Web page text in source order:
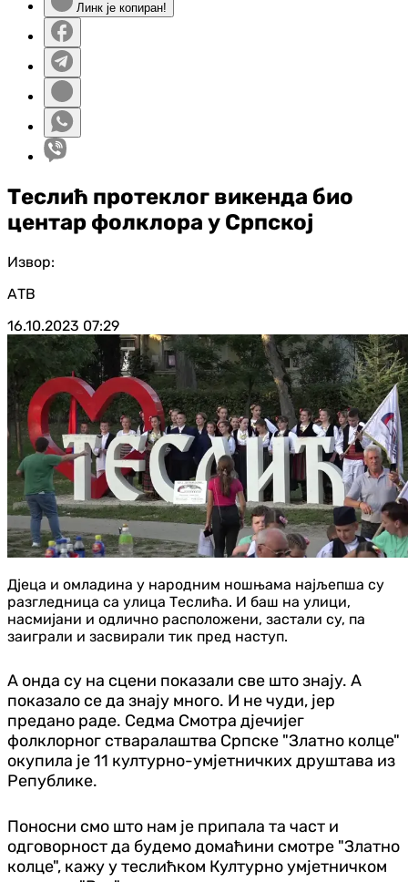
Линк је копиран!
Теслић протеклог викенда био
центар фолклора у Српској
Извор:
АТВ
16.10.2023 07:29
Дјеца и омладина у народним ношњама најљепша су
разгледница са улица Теслића. И баш на улици,
насмијани и одлично расположени, застали су, па
заиграли и засвирали тик пред наступ.
А онда су на сцени показали све што знају. А
показало се да знају много. И не чуди, јер
предано раде. Седма Смотра дјечијег
фолклорног стваралаштва Српске "Златно колце"
окупила је 11 културно-умјетничких друштава из
Републике.
Поносни смо што нам је припала та част и
одговорност да будемо домаћини смотре "Златно
колце", кажу у теслићком Културно умјетничком